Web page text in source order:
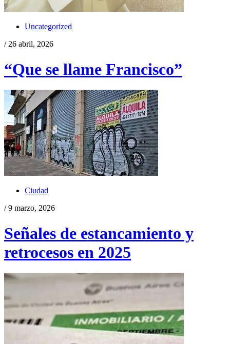
Uncategorized
/ 26 abril, 2026
“Que se llame Francisco”
Ciudad
/ 9 marzo, 2026
Señales de estancamiento y
retrocesos en 2025